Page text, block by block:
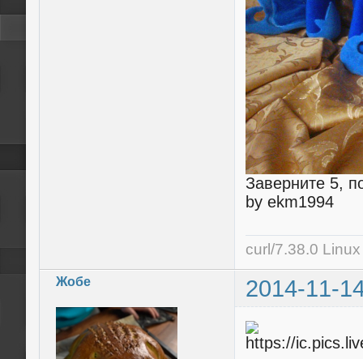
Заверните 5,
by ekm1994
curl/7.38.0
Жобе 2014-11-